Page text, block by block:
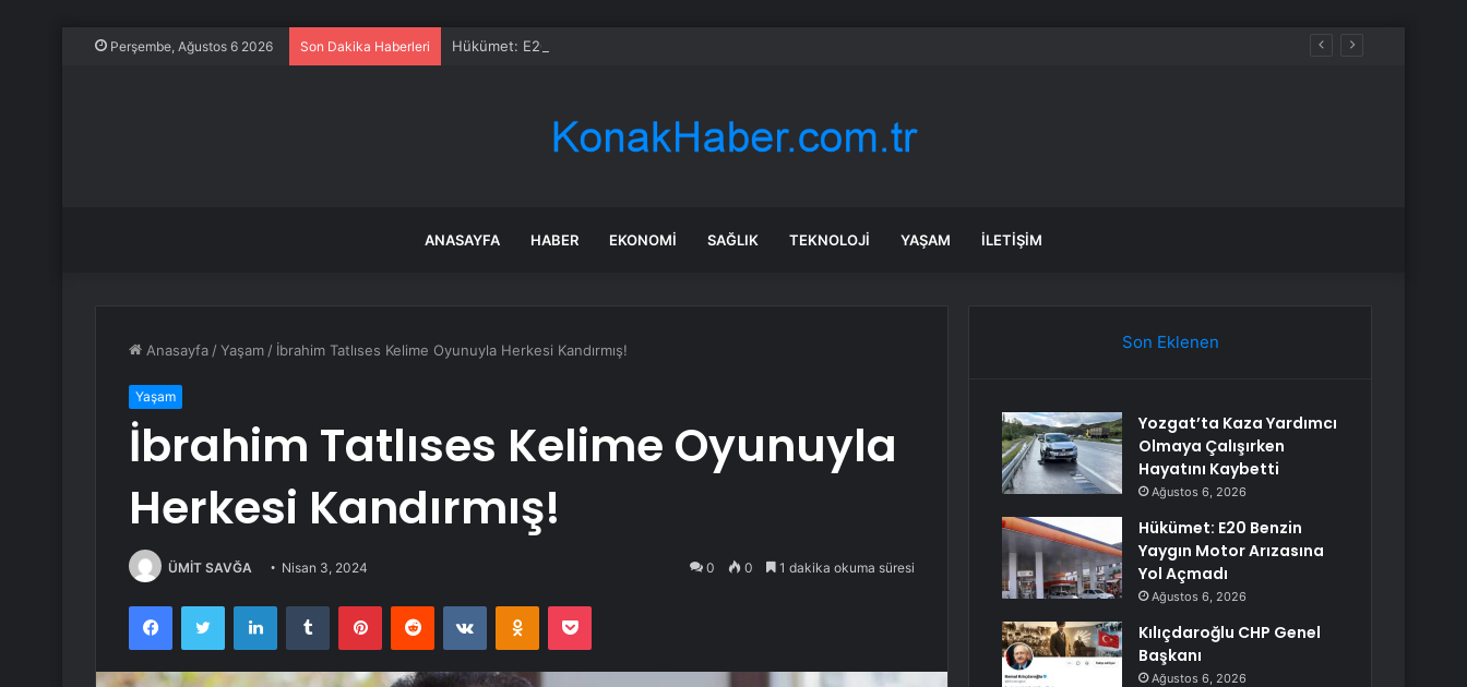
Perşembe, Ağustos 6 2026 Son Dakika Haberleri Hükümet: E20 Benzin Yaygın Motor Arızasına Yol Açmadı
ANASAYFA HABER EKONOMI SAĞLIK TEKNOLOJI YAŞAM İLETIŞIM
Anasayfa /Yaşam / İbrahim Tatlıses Kelime Oyunuyla Herkesi Kandırmış!
Yaşam
İbrahim Tatlıses Kelime Oyunuyla
Herkesi Kandırmış!
ÜMİT SAVĞA Nisan 3, 2024 0 0 1 dakika okuma süresi
FacebookTwitter LinkedInTumblr PinterestReddit VKontakteOdnoklassniki
Pocket
Son Eklenen
Yozgat’ta Kaza Yardımcı
Olmaya Çalışırken
Hayatını Kaybetti
Ağustos 6, 2026
Hükümet: E20 Benzin
Yaygın Motor Arızasına
Yol Açmadı
Ağustos 6, 2026
Kılıçdaroğlu CHP Genel
Başkanı
Ağustos 6, 2026